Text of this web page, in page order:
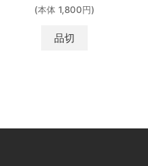
(本体 1,800円)
品切